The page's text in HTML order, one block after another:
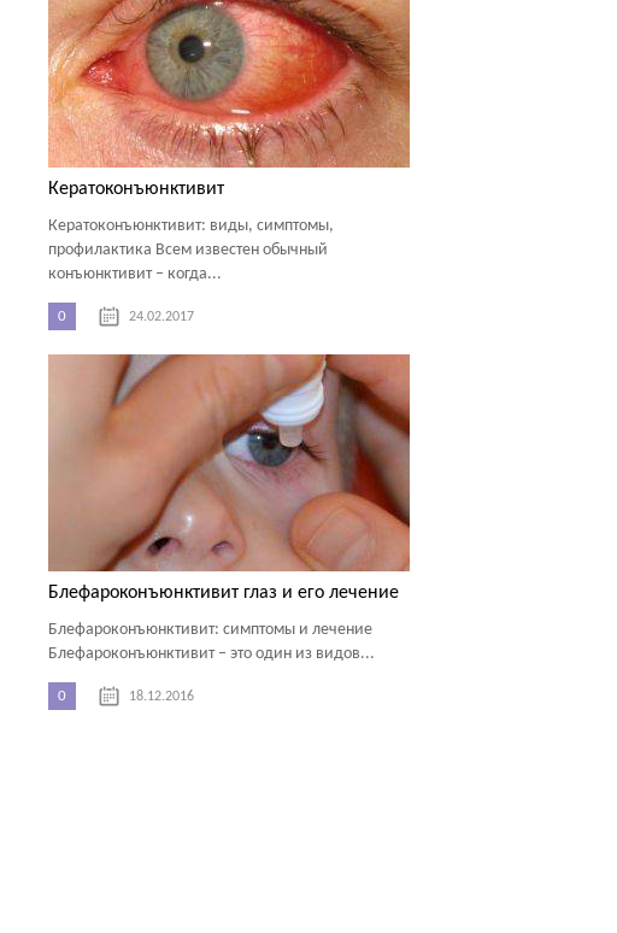
Кератоконъюнктивит
Кератоконъюнктивит: виды, симптомы,
профилактика Всем известен обычный
конъюнктивит – когда...
0 24.02.2017
Блефароконъюнктивит глаз и его лечение
Блефароконъюнктивит: симптомы и лечение
Блефароконъюнктивит – это один из видов...
0 18.12.2016